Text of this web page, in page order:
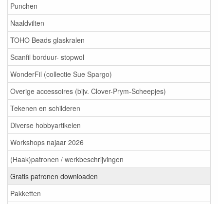
Punchen
Naaldvilten
TOHO Beads glaskralen
Scanfil borduur- stopwol
WonderFil (collectie Sue Spargo)
Overige accessoires (bijv. Clover-Prym-Scheepjes)
Tekenen en schilderen
Diverse hobbyartikelen
Workshops najaar 2026
(Haak)patronen / werkbeschrijvingen
Gratis patronen downloaden
Pakketten